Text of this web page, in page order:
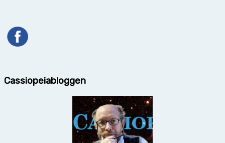
Cassiopeiabloggen